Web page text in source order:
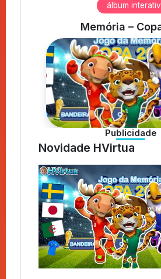
álbum
Memória –
Publicidade
Novidade HVirtua